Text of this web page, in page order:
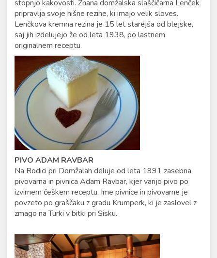
stopnjo kakovosti. Znana domžalska slaščičarna Lenček
pripravlja svoje hišne rezine, ki imajo velik sloves.
Lenčkova kremna rezina je 15 let starejša od blejske,
saj jih izdelujejo že od leta 1938, po lastnem
originalnem receptu.
PIVO ADAM RAVBAR
Na Rodici pri Domžalah deluje od leta 1991 zasebna
pivovarna in pivnica Adam Ravbar, kjer varijo pivo po
izvirnem češkem receptu. Ime pivnice in pivovarne je
povzeto po graščaku z gradu Krumperk, ki je zaslovel z
zmago na Turki v bitki pri Sisku.